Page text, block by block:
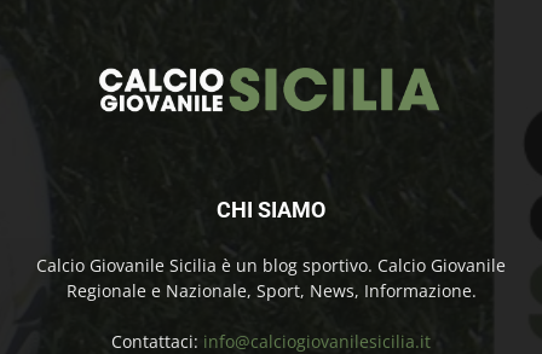
CHI SIAMO
Calcio Giovanile Sicilia è un blog sportivo. Calcio Giovanile
Regionale e Nazionale, Sport, News, Informazione.
Contattaci: info@calciogiovanilesicilia.it